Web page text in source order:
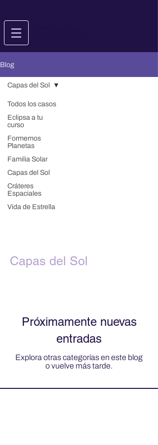
Blog
Todos los casos
Eclipsa a tu
curso
Formemos
Planetas
Familia Solar
Capas del Sol
Cráteres
Espaciales
Vida de Estrella
Capas del Sol
Capas del Sol
Próximamente nuevas
entradas
Explora otras categorías en este blog
o vuelve más tarde.